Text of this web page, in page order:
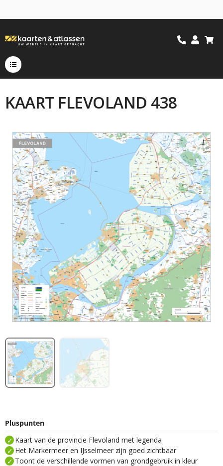
KAART FLEVOLAND 438
Pluspunten
Kaart van de provincie Flevoland met legenda
Het Markermeer en IJsselmeer zijn goed zichtbaar
Toont de verschillende vormen van grondgebruik in kleur